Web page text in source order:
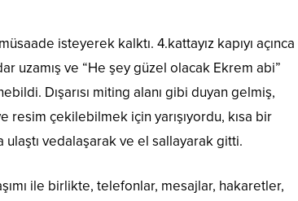
isteyerek kalktı. 4.kattayız kapıyı açınca
uzamış ve “He şey güzel olacak Ekrem abi”
Dışarısı miting alanı gibi duyan gelmiş,
çekilebilmek için yarışıyordu, kısa bir
vedalaşarak ve el sallayarak gitti.
ile birlikte, telefonlar, mesajlar, hakaretler,